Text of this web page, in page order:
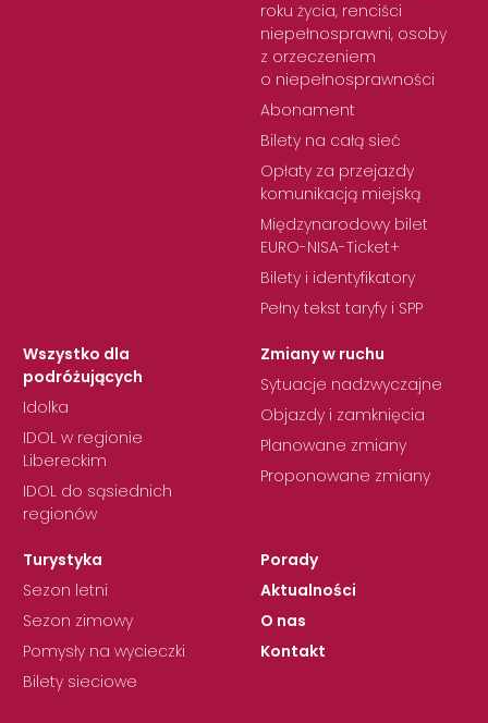
roku życia, renciści
niepełnosprawni, osoby
z orzeczeniem
o niepełnosprawności
Abonament
Bilety na całą sieć
Opłaty za przejazdy
komunikacją miejską
Międzynarodowy bilet
EURO-NISA-Ticket+
Bilety i identyfikatory
Pełny tekst taryfy i SPP
Wszystko dla
podróżujących
Idolka
IDOL w regionie
Libereckim
IDOL do sąsiednich
regionów
Zmiany w ruchu
Sytuacje nadzwyczajne
Objazdy i zamknięcia
Planowane zmiany
Proponowane zmiany
Turystyka
Sezon letni
Sezon zimowy
Pomysły na wycieczki
Bilety sieciowe
Porady
Aktualności
O nas
Kontakt